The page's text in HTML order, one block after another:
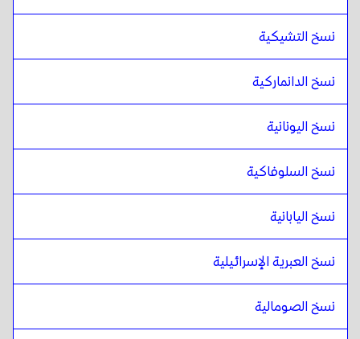
نسخ التشيكية
نسخ الدانماركية
نسخ اليونانية
نسخ السلوفاكية
نسخ اليابانية
نسخ العبرية الإسرائيلية
نسخ الصومالية